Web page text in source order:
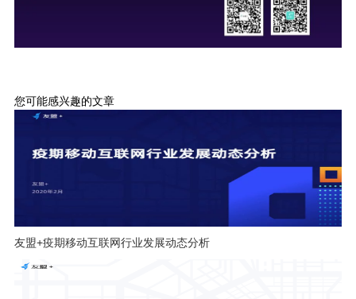
您可能感兴趣的文章
友盟+疫期移动互联网行业发展动态分析